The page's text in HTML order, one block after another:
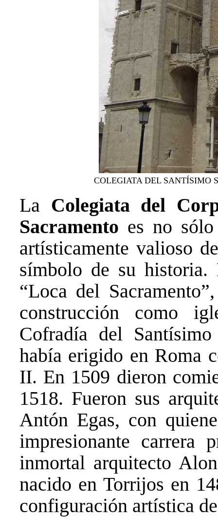
COLEGIATA DEL SANTÍSIMO
La Colegiata del
Sacramento es no
artísticamente valioso
símbolo de su historia.
“Loca del
construcción como
Cofradía del
había erigido en Roma
II. En 1509 dieron
1518. Fueron sus
Antón Egas, con
impresionante carrera
inmortal arquitecto
nacido en Torrijos en
configuración artística